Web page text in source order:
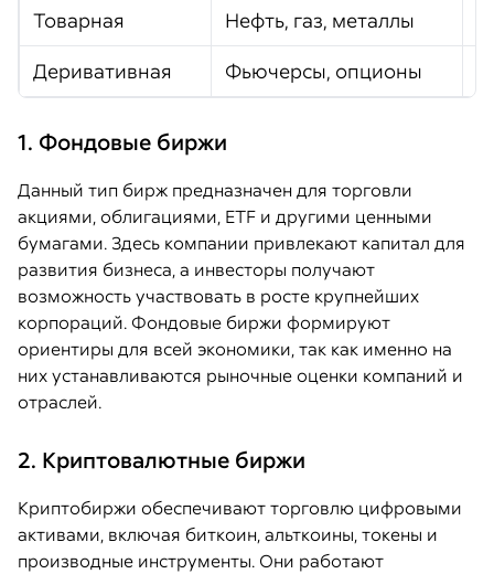
Товарная
Нефть, газ, металлы
Деривативная
Фьючерсы, опционы
1. Фондовые биржи
Данный тип бирж предназначен для торговли
акциями, облигациями, ETF и другими ценными
бумагами. Здесь компании привлекают капитал для
развития бизнеса, а инвесторы получают
возможность участвовать в росте крупнейших
корпораций. Фондовые биржи формируют
ориентиры для всей экономики, так как именно на
них устанавливаются рыночные оценки компаний и
отраслей.
2. Криптовалютные биржи
Криптобиржи обеспечивают торговлю цифровыми
активами, включая биткоин, альткоины, токены и
производные инструменты. Они работают